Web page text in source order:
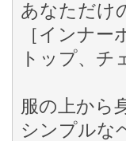
あなただけ
［インナ
トップ、チ
服の上から
シンプルな